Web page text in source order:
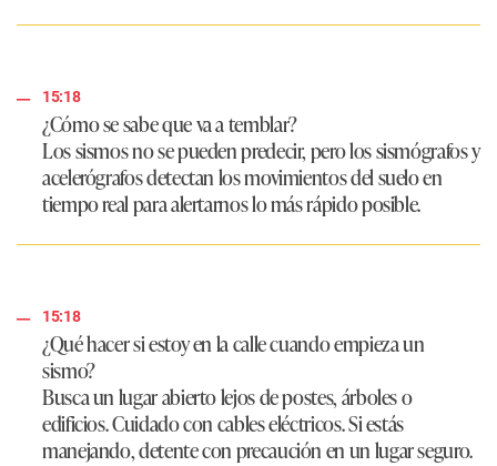
15:18
¿Cómo se sabe que va a temblar?
Los sismos no se pueden predecir, pero los sismógrafos y
acelerógrafos detectan los movimientos del suelo en
tiempo real para alertarnos lo más rápido posible.
15:18
¿Qué hacer si estoy en la calle cuando empieza un
sismo?
Busca un lugar abierto lejos de postes, árboles o
edificios. Cuidado con cables eléctricos. Si estás
manejando, detente con precaución en un lugar seguro.